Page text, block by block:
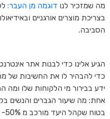
מה שמזכיר לנו דוגמה מן העבר:
בצריכת מוצרים אורגניים
הסביבה.
הגיע אלינו כדי לבנות אתר
כדי להבהיר לו את החשיבות של
ידע בבירור מי הלקוחות שלו ומה
אחת: מה שיעור הגברים והנשים